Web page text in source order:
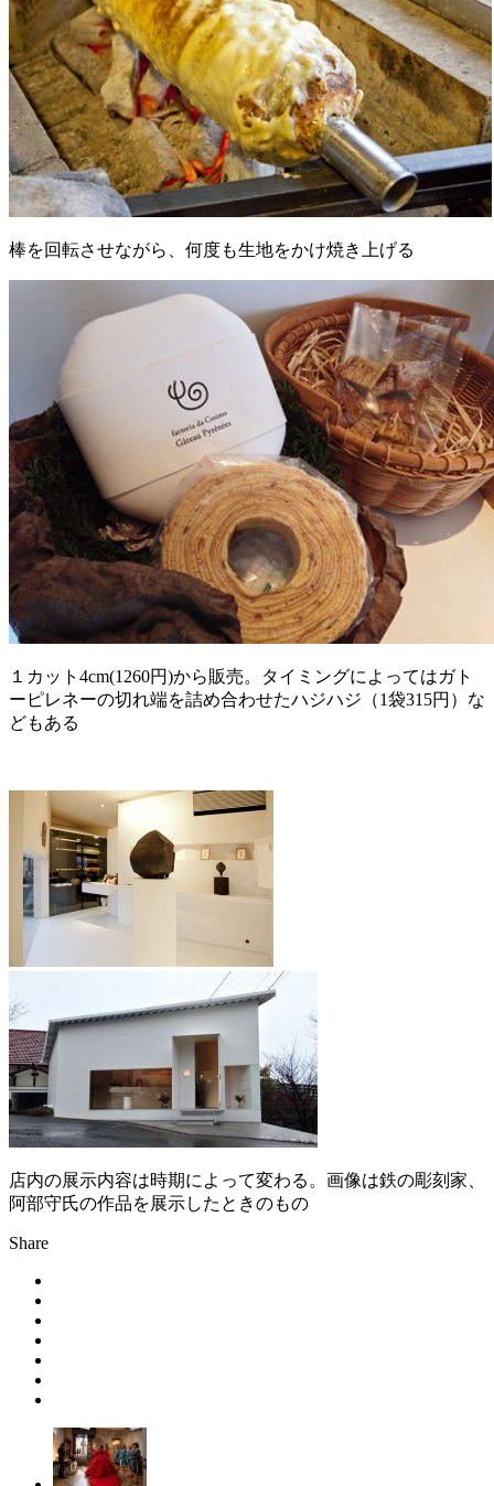
棒を回転させながら、何度も生地をかけ焼き上げる
１カット4cm(1260円)から販売。タイミングによってはガト
ーピレネーの切れ端を詰め合わせたハジハジ（1袋315円）な
どもある
店内の展示内容は時期によって変わる。画像は鉄の彫刻家、
阿部守氏の作品を展示したときのもの
Share